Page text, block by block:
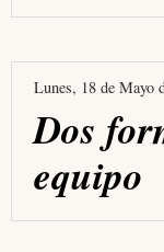
Lunes, 18 de Mayo
Dos
equipo